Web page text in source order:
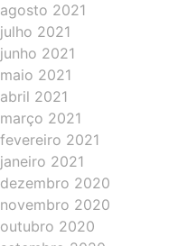
agosto 2021
julho 2021
junho 2021
maio 2021
abril 2021
março 2021
fevereiro 2021
janeiro 2021
dezembro 2020
novembro 2020
outubro 2020